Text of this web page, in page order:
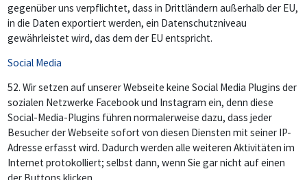
gegenüber uns verpflichtet, dass in Drittländern außerhalb der EU,
in die Daten exportiert werden, ein Datenschutzniveau
gewährleistet wird, das dem der EU entspricht.
Social Media
52. Wir setzen auf unserer Webseite keine Social Media Plugins der
sozialen Netzwerke Facebook und Instagram ein, denn diese
Social-Media-Plugins führen normalerweise dazu, dass jeder
Besucher der Webseite sofort von diesen Diensten mit seiner IP-
Adresse erfasst wird. Dadurch werden alle weiteren Aktivitäten im
Internet protokolliert; selbst dann, wenn Sie gar nicht auf einen
der Buttons klicken.